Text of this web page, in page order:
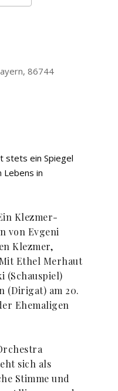
86744
stets ein Spiegel
Lebens in
Klezmer-
von Evgeni
Klezmer,
Ethel Merhaut
(Schauspiel)
(Dirigat) am 20.
Ehemaligen
sich als
Stimme und